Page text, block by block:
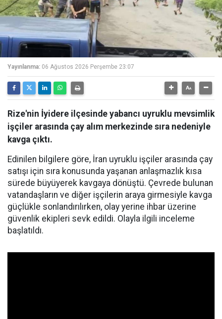
Yayınlanma: 06 Ağustos 2026 Perşembe 23:07
Rize'nin İyidere ilçesinde yabancı uyruklu mevsimlik
işçiler arasında çay alım merkezinde sıra nedeniyle
kavga çıktı.
Edinilen bilgilere göre, İran uyruklu işçiler arasında çay
satışı için sıra konusunda yaşanan anlaşmazlık kısa
sürede büyüyerek kavgaya dönüştü. Çevrede bulunan
vatandaşların ve diğer işçilerin araya girmesiyle kavga
güçlükle sonlandırılırken, olay yerine ihbar üzerine
güvenlik ekipleri sevk edildi. Olayla ilgili inceleme
başlatıldı.